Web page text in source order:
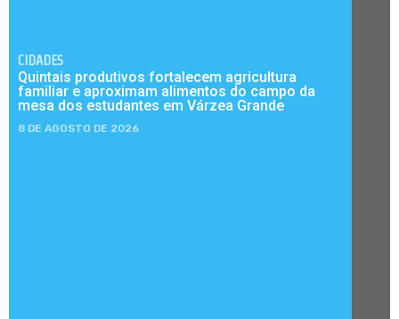
CIDADES
Quintais produtivos fortalecem agricultura
familiar e aproximam alimentos do campo da
mesa dos estudantes em Várzea Grande
8 DE AGOSTO DE 2026